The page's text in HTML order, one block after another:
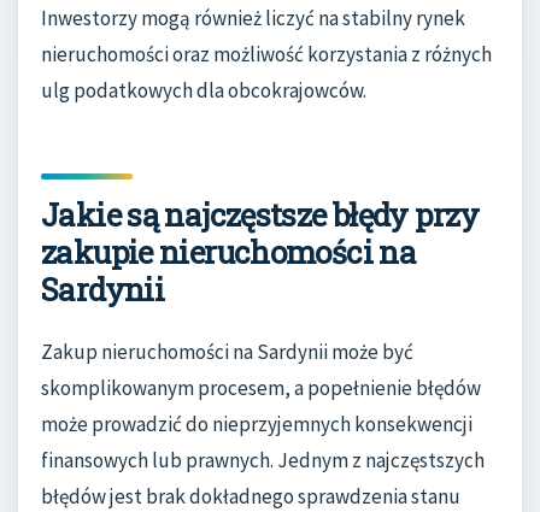
Inwestorzy mogą również liczyć na stabilny rynek
nieruchomości oraz możliwość korzystania z różnych
ulg podatkowych dla obcokrajowców.
Jakie są najczęstsze błędy przy
zakupie nieruchomości na
Sardynii
Zakup nieruchomości na Sardynii może być
skomplikowanym procesem, a popełnienie błędów
może prowadzić do nieprzyjemnych konsekwencji
finansowych lub prawnych. Jednym z najczęstszych
błędów jest brak dokładnego sprawdzenia stanu